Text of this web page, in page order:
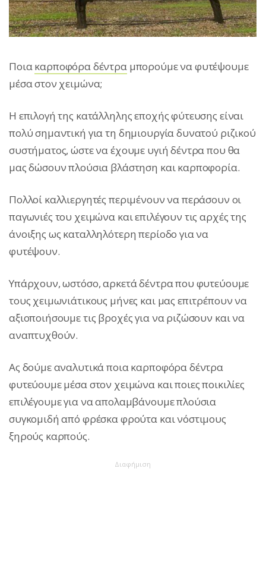
Ποιακαρποφόρα δέντραμπορούμε να φυτέψουμε
μέσα στον χειμώνα;
Η επιλογή της κατάλληλης εποχής φύτευσης είναι
πολύ σημαντική για τη δημιουργία δυνατού ριζικού
συστήματος, ώστε να έχουμε υγιή δέντρα που θα
μας δώσουν πλούσια βλάστηση και καρποφορία.
Πολλοί καλλιεργητές περιμένουν να περάσουν οι
παγωνιές του χειμώνα και επιλέγουν τις αρχές της
άνοιξης ως καταλληλότερη περίοδο για να
φυτέψουν.
Υπάρχουν, ωστόσο, αρκετά δέντρα που φυτεύουμε
τους χειμωνιάτικους μήνες και μας επιτρέπουν να
αξιοποιήσουμε τις βροχές για να ριζώσουν και να
αναπτυχθούν.
Ας δούμε αναλυτικά ποια καρποφόρα δέντρα
φυτεύουμε μέσα στον χειμώνα και ποιες ποικιλίες
επιλέγουμε για να απολαμβάνουμε πλούσια
συγκομιδή από φρέσκα φρούτα και νόστιμους
ξηρούς καρπούς.
Διαφήμιση